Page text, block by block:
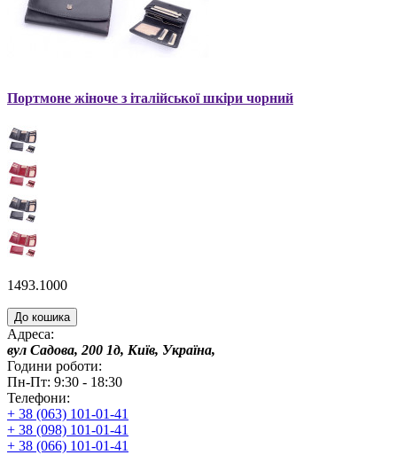
Портмоне жіноче з італійської шкіри чорний
1493.1000
До кошика
Адреса:
вул Садова, 200 1д, Київ, Україна,
Години роботи:
Пн-Пт: 9:30 - 18:30
Телефони:
+ 38 (063) 101-01-41
+ 38 (098) 101-01-41
+ 38 (066) 101-01-41